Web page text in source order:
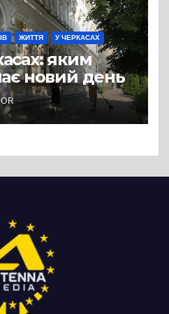
ЖИТТЯ У ЧЕРКАСАХ
яким
новий день